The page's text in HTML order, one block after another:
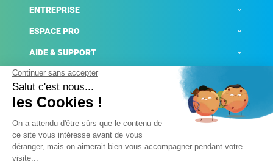
ENTREPRISE
ESPACE PRO
AIDE & SUPPORT
ACTUALITÉS
Mentions légales